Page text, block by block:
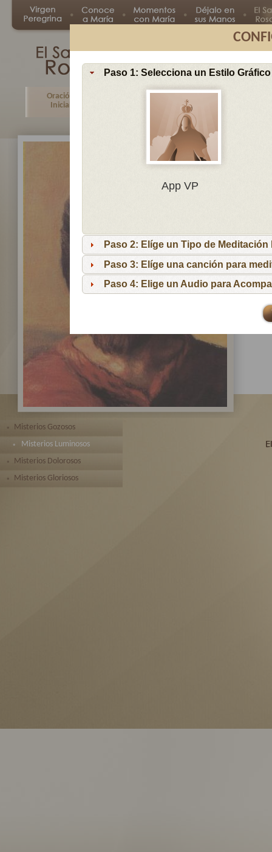
Paso 1: Selecciona un Estilo Gráfico
App VP
Paso 2: Elíge un Tipo de Meditación
Paso 3: Elíge una canción para
Paso 4: Elige un Audio para
Oración
Inicial
Misterio
Misterios Gozosos
Misterios Luminosos
Misterios Dolorosos
Misterios Gloriosos